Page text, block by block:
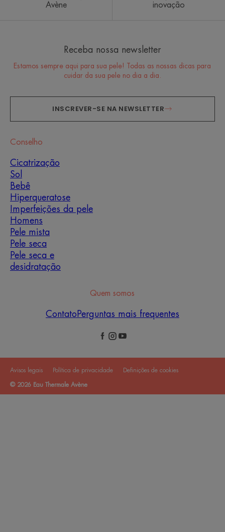
Avène
inovação
Receba nossa newsletter
Estamos sempre aqui para sua pele! Todas as nossas dicas para
cuidar da sua pele no dia a dia.
INSCREVER-SE NA NEWSLETTER
Conselho
Cicatrização
Sol
Bebê
Hiperqueratose
Imperfeições da pele
Homens
Pele mista
Pele seca
Pele seca e
desidratação
Quem somos
Contato Perguntas mais frequentes
Avisos legais Política de privacidade Definições de cookies
© 2026 Eau Thermale Avène